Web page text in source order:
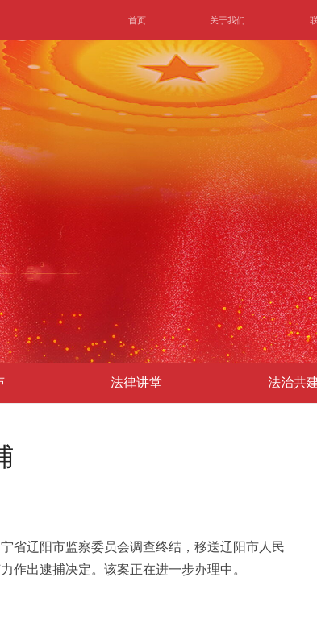
首页 关于我们
法律讲堂 法治共
省辽阳市监察委员会调查终结，移送辽阳市人民
作出逮捕决定。该案正在进一步办理中。